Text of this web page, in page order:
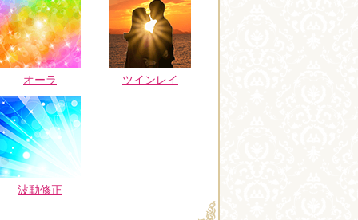
オーラ ツインレイ
波動修正